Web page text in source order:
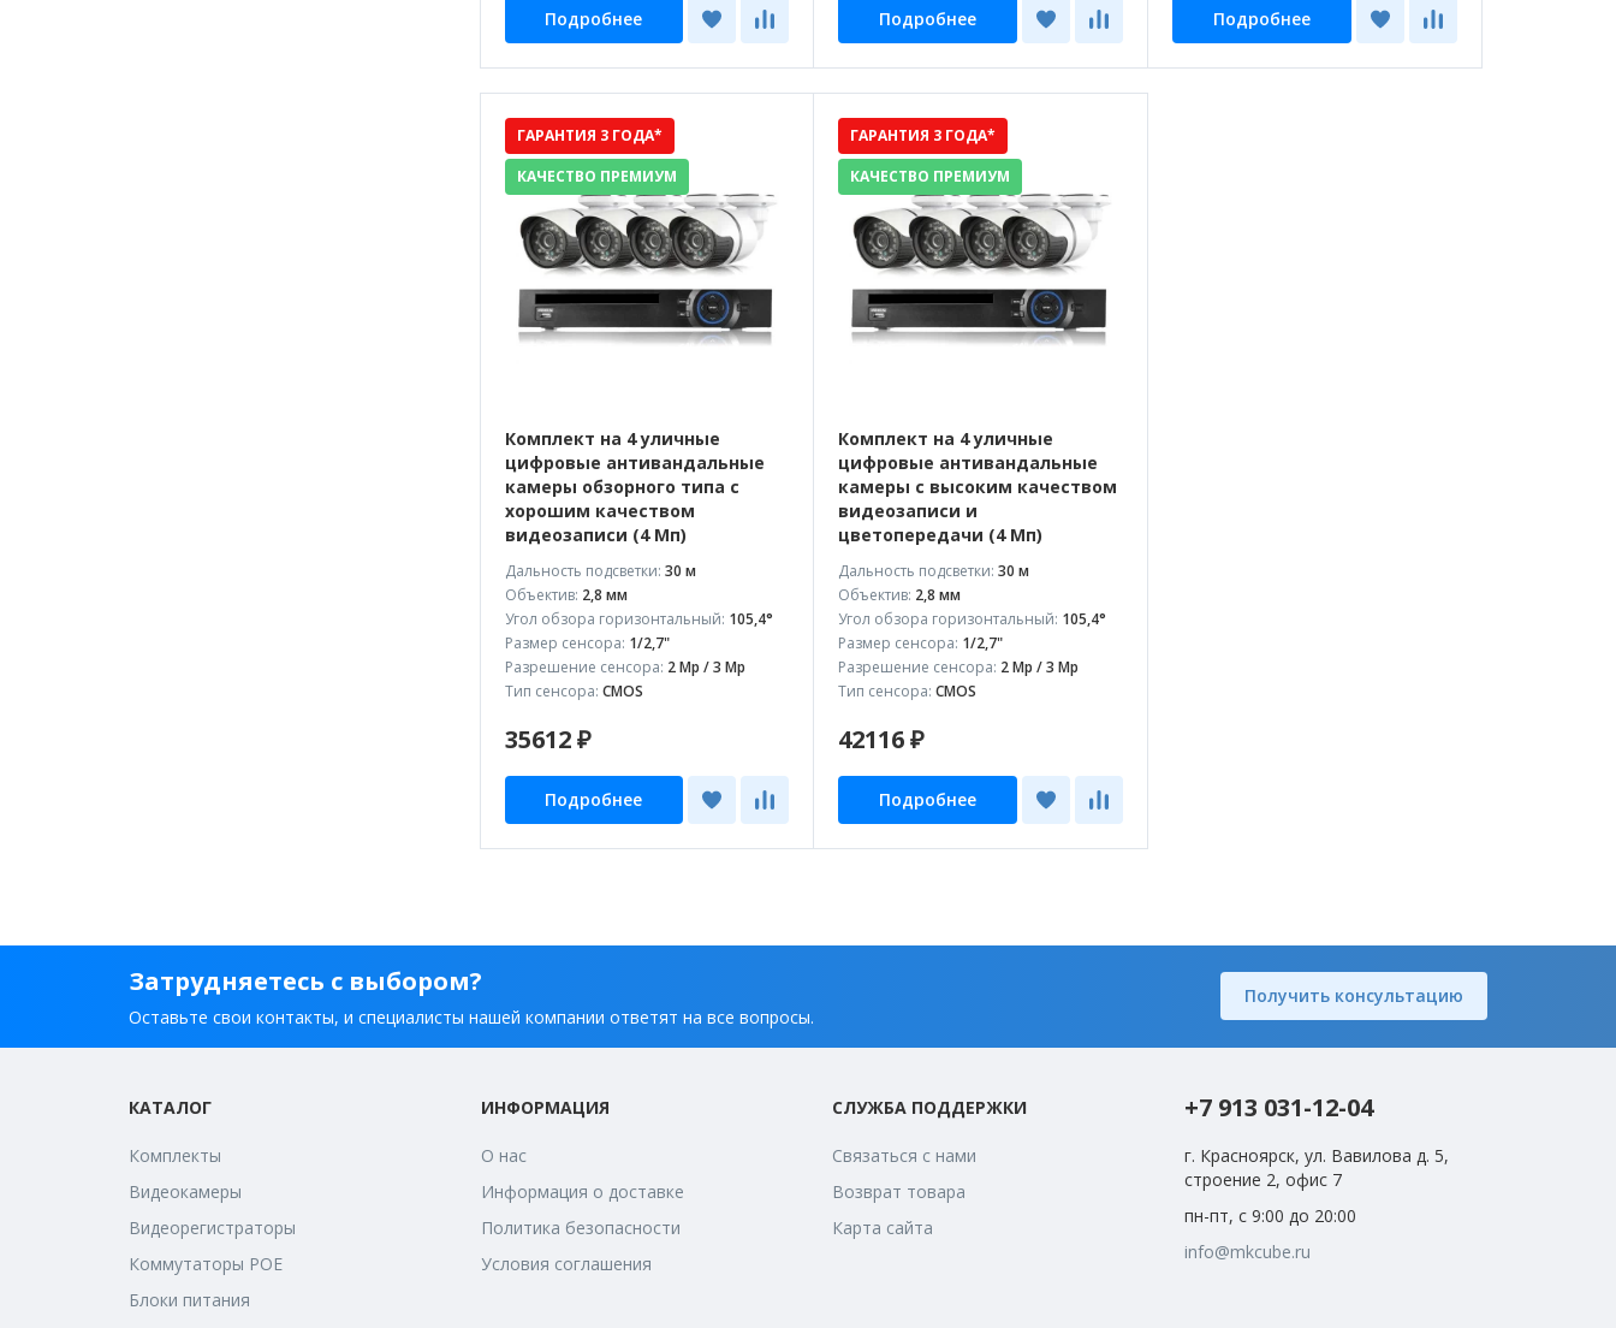
Подробнее Подробнее Подробнее
Комплект на 4 уличные
цифровые антивандальные
камеры обзорного типа с
хорошим качеством
видеозаписи (4 Мп)
ГАРАНТИЯ 3 ГОДА*
КАЧЕСТВО ПРЕМИУМ
Дальность подсветки: 30 м
Объектив: 2,8 мм
Угол обзора горизонтальный: 105,4°
Размер сенсора: 1/2,7"
Разрешение сенсора: 2 Mp / 3 Mp
Тип сенсора: CMOS
35612 ₽
Подробнее
Комплект на 4 уличные
цифровые антивандальные
камеры с высоким качеством
видеозаписи и
цветопередачи (4 Мп)
ГАРАНТИЯ 3 ГОДА*
КАЧЕСТВО ПРЕМИУМ
Дальность подсветки:30 м
Объектив: 2,8 мм
Угол обзора горизонтальный: 105,4°
Размер сенсора: 1/2,7"
Разрешение сенсора: 2 Mp / 3 Mp
Тип сенсора:CMOS
42116 ₽
Подробнее
Затрудняетесь с выбором?
Оставьте свои контакты, и специалисты нашей компании ответят на все вопросы.
Получить консультацию
КАТАЛОГ
Комплекты
Видеокамеры
Видеорегистраторы
Коммутаторы POE
Блоки питания
ИНФОРМАЦИЯ
О нас
Информация о доставке
Политика безопасности
Условия соглашения
СЛУЖБА ПОДДЕРЖКИ
Связаться с нами
Возврат товара
Карта сайта
+7 913 031-12-04
г. Красноярск, ул. Вавилова д. 5,
строение 2, офис 7
пн-пт, с 9:00 до 20:00
info@mkcube.ru